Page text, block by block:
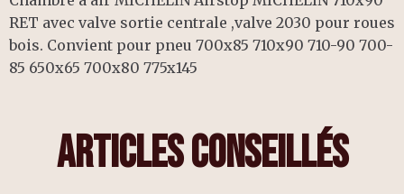
RET avec valve sortie centrale ,valve 2030 pour roues
bois. Convient pour pneu 700x85 710x90 710-90 700-
85 650x65 700x80 775x145
articles conseillés